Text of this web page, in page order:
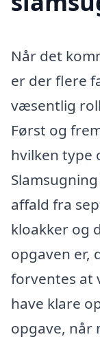
Når det
er der flere
væsentlig
Først og
hvilken type
affald fra
kloakker og
opgaven er,
forventes at
have klare
opgave, når